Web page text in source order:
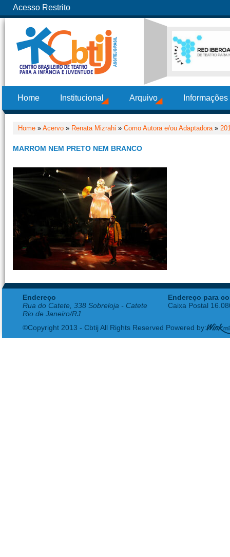
Acesso Restrito
Home Institucional Arquivo
Home » Acervo » Renata Mizrahi » Como Autora e/ou Adaptadora»
MARROM NEM PRETO NEM BRANCO
Endereço
Rua do Catete, 338 Sobreloja - Catete
Rio de Janeiro/RJ
Endereço para
Caixa Postal
©Copyright 2013 - Cbtij All Rights Reserved Powered by: